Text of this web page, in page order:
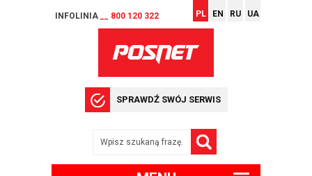
INFOLINIA __ 800 120 322 PL EN RU UA
SPRAWDŹ SWÓJ SERWIS